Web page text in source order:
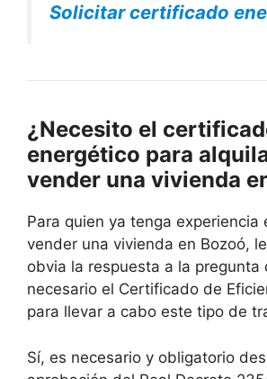
Solicitar certificado
¿Necesito el
energético para
vender una vivienda
Para quien ya tenga experiencia
vender una vivienda en Bozoó,
obvia la respuesta a la pregunta
necesario el Certificado de
para llevar a cabo este tipo de
Sí, es necesario y obligatorio